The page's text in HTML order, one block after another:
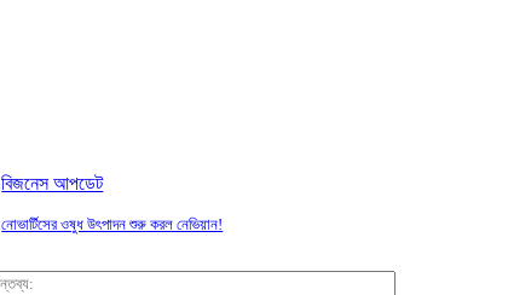
বিজনেস আপডেট
নোভার্টিসের ওষুধ উৎপাদন শুরু করল নেভিয়ান!